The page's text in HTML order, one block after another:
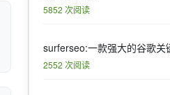
5852 次阅读
surferseo:一款强大的谷歌关
2552 次阅读